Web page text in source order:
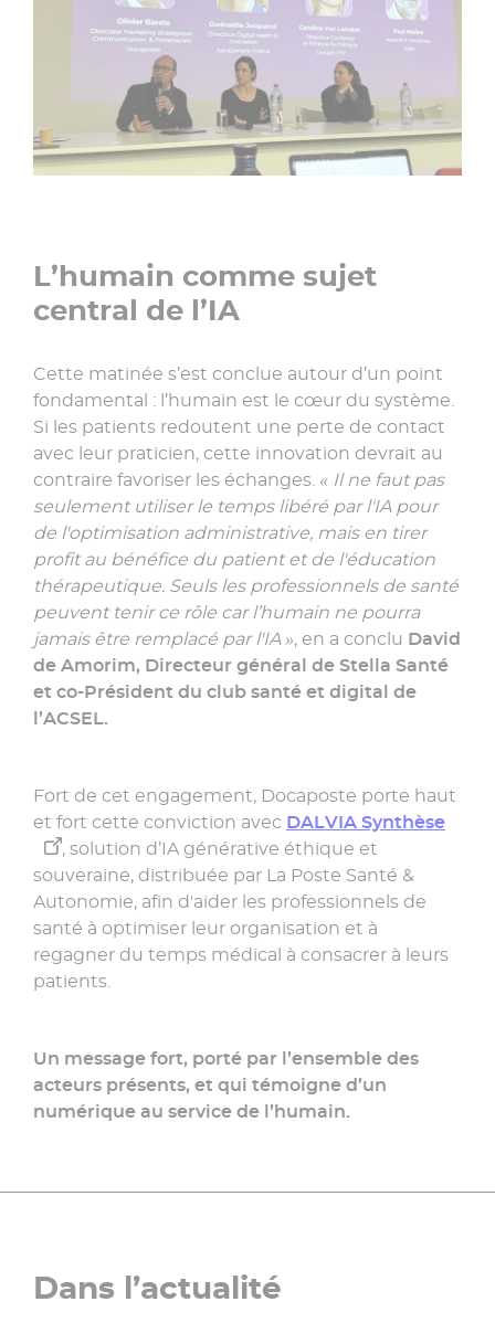
L’humain comme sujet
central de l’IA
Cette matinée s’est conclue autour d’un point
fondamental : l’humain est le cœur du système.
Si les patients redoutent une perte de contact
avec leur praticien, cette innovation devrait au
contraire favoriser les échanges. « Il ne faut pas
seulement utiliser le temps libéré par l'IA pour
de l'optimisation administrative, mais en tirer
profit au bénéfice du patient et de l'éducation
thérapeutique. Seuls les professionnels de santé
peuvent tenir ce rôle car l’humain ne pourra
jamais être remplacé par l'IA », en a conclu David
de Amorim, Directeur général de Stella Santé
et co-Président du club santé et digital de
l’ACSEL.
Fort de cet engagement, Docaposte porte haut
et fort cette conviction avec DALVIA Synthèse
, solution d’IA générative éthique et
souveraine, distribuée par La Poste Santé &
Autonomie, afin d'aider les professionnels de
santé à optimiser leur organisation et à
regagner du temps médical à consacrer à leurs
patients.
Un message fort, porté par l’ensemble des
acteurs présents, et qui témoigne d’un
numérique au service de l’humain.
Dans l’actualité